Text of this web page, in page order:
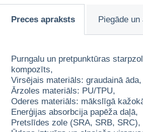
Preces apraksts Piegāde
Purngalu un pretpunktūras
kompozīts,
Virsējais materiāls: graudainā āda,
Ārzoles materiāls: PU/TPU,
Oderes materiāls: mākslīgā
Enerģijas absorbcija papēža daļā,
Pretslīdes zole (SRA, SRB, SRC),